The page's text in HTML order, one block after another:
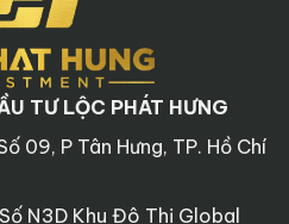
TƯ LỘC PHÁT HƯNG
09, P Tân Hưng, TP. Hồ Chí
N3D Khu Đô Thị Global